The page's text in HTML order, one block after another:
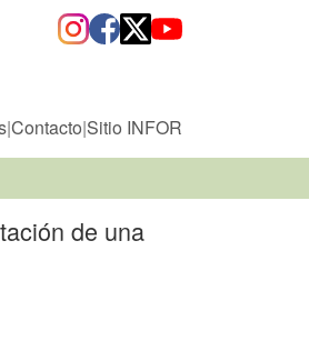
|Contacto|Sitio INFOR
de una